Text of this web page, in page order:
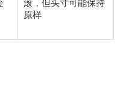
滚，但头寸可能保持
原样